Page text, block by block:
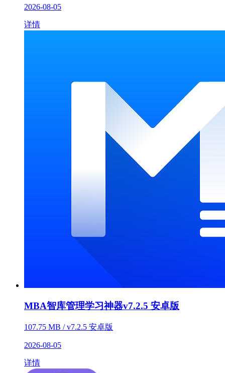
2026-08-05
详情
MBA智库管理学习神器v7.2.5 安卓版
107.75 MB / v7.2.5 安卓版
2026-08-05
详情